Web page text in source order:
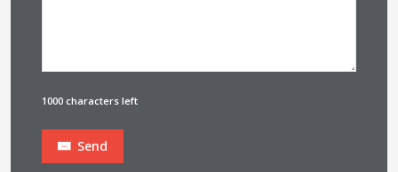
1000 characters left
Send